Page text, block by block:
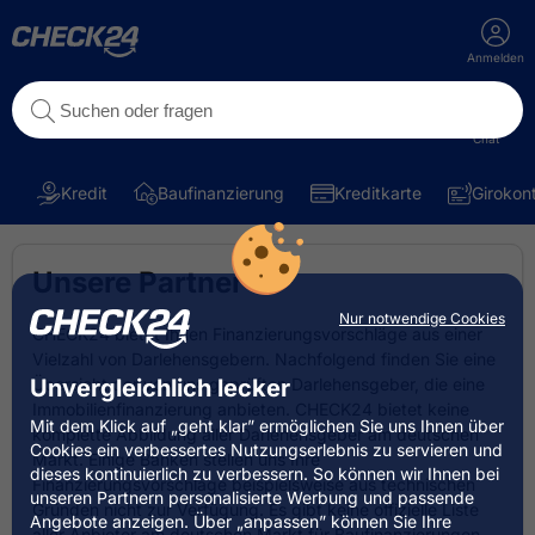
Nur notwendige Cookies
Unvergleichlich lecker
Mit dem Klick auf „geht klar” ermöglichen Sie uns Ihnen über
Cookies ein verbessertes Nutzungserlebnis zu servieren und
dieses kontinuierlich zu verbessern. So können wir Ihnen bei
unseren Partnern personalisierte Werbung und passende
Angebote anzeigen. Über „anpassen” können Sie Ihre
Anmelden
Chat
Kredit Baufinanzierung Kreditkarte
Unsere Partner
CHECK24 bietet Ihnen Finanzierungsvorschläge aus einer
Übersicht der von uns geprüften Darlehensgeber, die eine
Immobilienfinanzierung anbieten. CHECK24 bietet keine
komplette Abbildung aller Darlehensgeber am deutschen
Markt. Einige Banken stellen uns Ihre
Finanzierungsvorschläge beispielsweise aus technischen
Gründen nicht zur Verfügung. Es gibt keine offizielle Liste